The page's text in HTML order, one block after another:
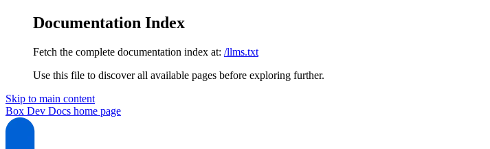
Documentation Index
Fetch the complete documentation index at: /llms.txt
Use this file to discover all available pages before exploring further.
Skip to main content
Box Dev Docs home page